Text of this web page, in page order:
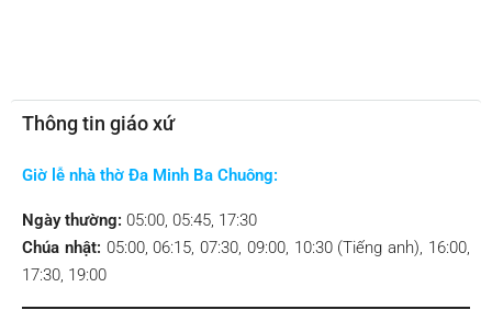
Thông tin giáo xứ
Giờ lễ nhà thờ Đa Minh Ba Chuông:
Ngày thường: 05:00, 05:45, 17:30
Chúa nhật: 05:00, 06:15, 07:30, 09:00, 10:30 (Tiếng anh), 16:00,
17:30, 19:00